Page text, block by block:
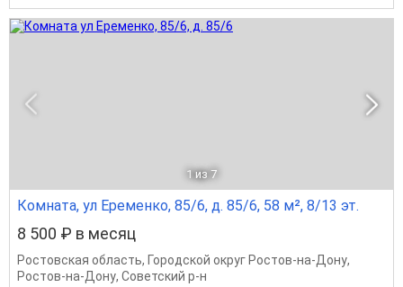
1 из 7
Комната, ул Еременко, 85/6, д. 85/6, 58 м², 8/13 эт.
8 500 ₽ в месяц
Ростовская область, Городской округ Ростов-на-Дону,
Ростов-на-Дону, Советский р-н